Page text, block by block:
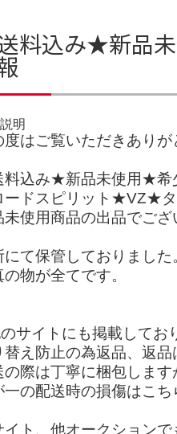
料込み★新品
明
度はご覧いただきあり
込み★新品未使用★希
ドスピリット★VZ★
未使用商品の出品でござ
にて保管しておりました
物が全てです。
のサイトにも掲載してお
替え防止の為返品、返品
の際は丁寧に梱包します
一の配送時の損傷はこち
イト、他オークションで